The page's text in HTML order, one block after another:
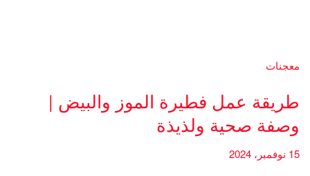
معجنات
طريقة عمل فطيرة الموز والبيض |
وصفة صحية ولذيذة
15 نوفمبر، 2024